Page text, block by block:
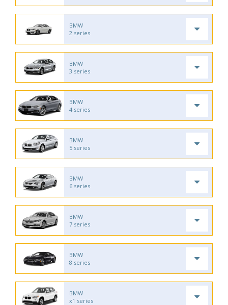
BMW
2 series
BMW
3 series
BMW
4 series
BMW
5 series
BMW
6 series
BMW
7 series
BMW
8 series
BMW
x1 series